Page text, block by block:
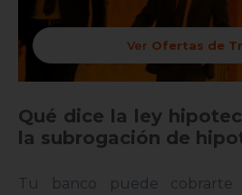
Ver Ofertas de
Qué dice la ley
la subrogación de
Tu banco puede cobrarte